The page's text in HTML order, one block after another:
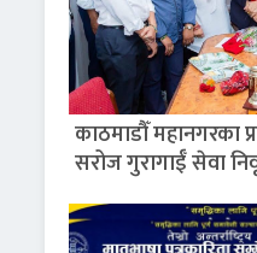
काठमाडौँ महानगरका
सरोज गुरागाईँ सेवा